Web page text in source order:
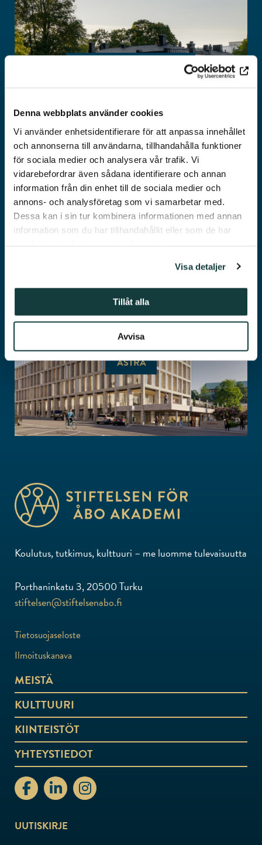
Denna webbplats använder cookies
Vi använder enhetsidentifierare för att anpassa innehållet
och annonserna till användarna, tillhandahålla funktioner
för sociala medier och analysera vår trafik. Vi
vidarebefordrar även sådana identifierare och annan
information från din enhet till de sociala medier och
annons- och analysföretag som vi samarbetar med.
Dessa kan i sin tur kombinera informationen med annan
information som du har tillhandahållit eller som de har
Visa detaljer
Tillåt alla
Avvisa
MUU
KIINTEISTÖT
ASTRA
Koulutus, tutkimus, kulttuuri – me luomme tulevaisuutta
Porthaninkatu 3, 20500 Turku
stiftelsen@stiftelsenabo.fi
Tietosuojaseloste
Ilmoituskanava
MEISTÄ
KULTTUURI
KIINTEISTÖT
YHTEYSTIEDOT
stiftelsenabo Facebook
stiftelsenabo Linkedin
stiftelsenabo Instagram
UUTISKIRJE